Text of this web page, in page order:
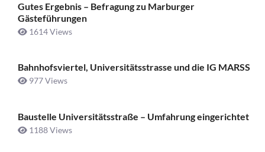
Gutes Ergebnis – Befragung zu Marburger
Gästeführungen
1614 Views
Bahnhofsviertel, Universitätsstrasse und die IG MARSS
977 Views
Baustelle Universitätsstraße ­– Umfahrung eingerichtet
1188 Views